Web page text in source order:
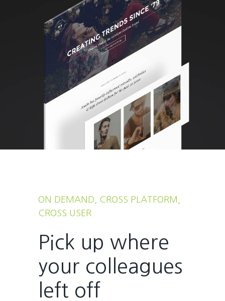
ON DEMAND, CROSS PLATFORM,
CROSS USER
Pick up where
your colleagues
left off